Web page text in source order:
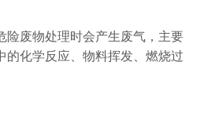
险废物处理时‌会产生废气‌，主要
的化学反应、物料挥发、燃烧过